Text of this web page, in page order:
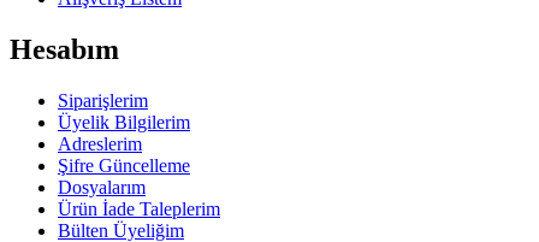
Hesabım
Siparişlerim
Üyelik Bilgilerim
Adreslerim
Şifre Güncelleme
Dosyalarım
Ürün İade Taleplerim
Bülten Üyeliğim